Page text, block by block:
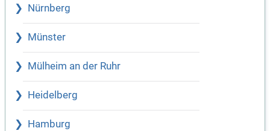
Nürnberg
Münster
Mülheim an der Ruhr
Heidelberg
Hamburg